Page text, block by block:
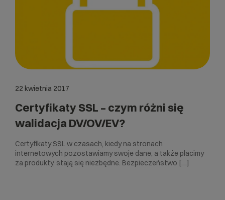
22 kwietnia 2017
Certyfikaty SSL – czym różni się
walidacja DV/OV/EV?
Certyfikaty SSL w czasach, kiedy na stronach
internetowych pozostawiamy swoje dane, a także płacimy
za produkty, stają się niezbędne. Bezpieczeństwo […]